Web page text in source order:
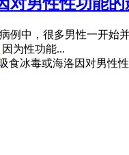
对男性性功能的
例中，很多男性一开始
为性功能...
食冰毒或海洛因对男性